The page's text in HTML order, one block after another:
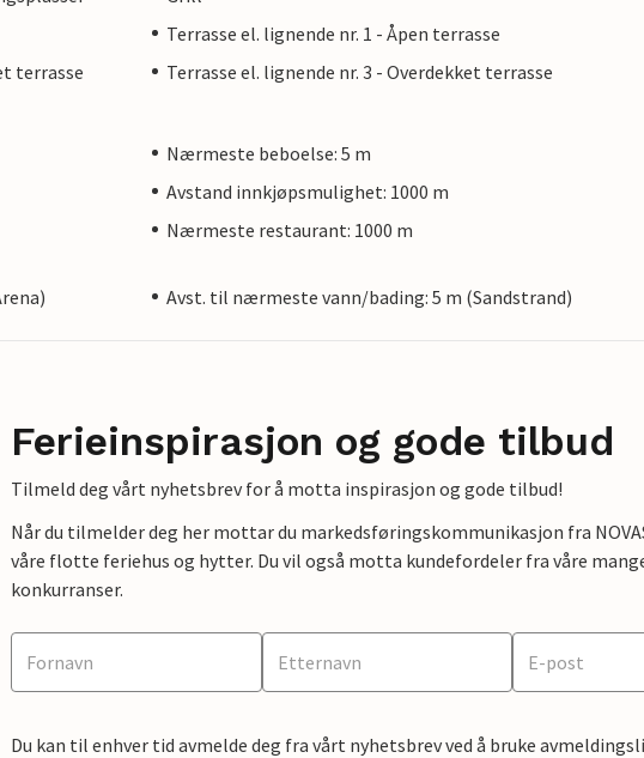
Terrasse el. lignende nr. 1 - Åpen terrasse
terrasse
Terrasse el. lignende nr. 3 - Overdekket terrasse
Nærmeste beboelse: 5 m
Avstand innkjøpsmulighet: 1000 m
Nærmeste restaurant: 1000 m
Avst. til nærmeste vann/bading: 5 m (Sandstrand)
Ferieinspirasjon og gode tilbud
Tilmeld deg vårt nyhetsbrev for å motta inspirasjon og gode tilbud!
Når du tilmelder deg her mottar du markedsføringskommunikasjon fra
våre flotte feriehus og hytter. Du vil også motta kundefordeler fra våre
konkurranser.
Du kan til enhver tid avmelde deg fra vårt nyhetsbrev ved å bruke